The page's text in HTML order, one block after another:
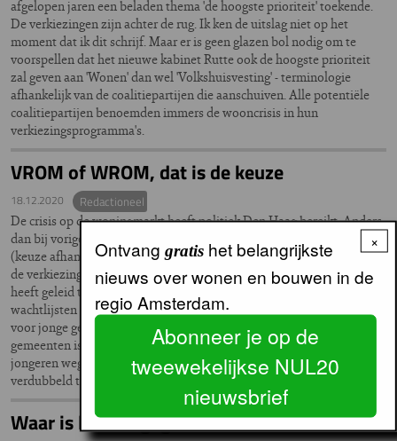
afgelopen jaren een beladen thema 'de hoogste prioriteit' toekende.
De verkiezingen zijn achter de rug. Ik ken de uitslag niet op het
moment dat ik dit schrijf. Maar er is geen glazen bol nodig om te
voorspellen dat het nieuwe kabinet Rutte ook de hoogste prioriteit
zal geven aan 'Wonen' dan wel 'Volkshuisvesting' - terminologie
afhankelijk van de coalitiepartijen die aanschuiven. Alle potentiële
coalitiepartijen benoemden immers de wooncrisis in hun
verkiezingsprogramma's.
VROM of WROM, dat is de keuze
18.12.2020 Redactioneel
De crisis op de woningmarkt heeft politiek Den Haag bereikt. Anders
dan bij vorige verkiezingen is 'wonen' dan wel 'volkshuisvesting'
(keuze afhankelijk van politieke kleur) een prominent onderdeel van
de verkiezingsprogramma's. "Het tekort aan betaalbare woningen
heeft geleid tot torenhoge prijzen voor koophuizen en jarenlange
wachtlijsten voor een huurwoning. Veel steden zijn onbetaalbaar
voor jonge gezinnen en middeninkomens en ook in kleinere
gemeenten is te weinig ruimte voor nieuwbouw en trekken de
jongeren weg. Door het woningtekort is het aantal daklozen
verdubbeld tot ruim 40.000 mensen."
Waar is het misgegaan?
×
Ontvang gratishet belangrijkste
nieuws over wonen en bouwen in de
regio Amsterdam.
Abonneer je op de
tweewekelijkse NUL20
nieuwsbrief